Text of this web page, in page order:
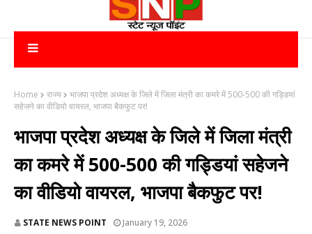
Home राज्य
भाजपा प्रदेश अध्यक्ष के जिले में जिला मंत्री का कमरे में 500-500 की गड्डियां
सहेजने का वीडियो वायरल, भाजपा बैकफुट पर!
भाजपा प्रदेश अध्यक्ष के जिले में जिला मंत्री
का कमरे में 500-500 की गड्डियां सहेजने
का वीडियो वायरल, भाजपा बैकफुट पर!
STATE NEWS POINT January 19, 2026